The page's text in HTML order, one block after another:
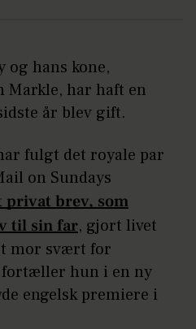
og hans kone,
Markle, har haft en
år blev gift.
fulgt det royale par
on Sundays
privat brev, som
til sin far, gjort livet
mor svært for
fortæller hun i en ny
engelsk premiere i